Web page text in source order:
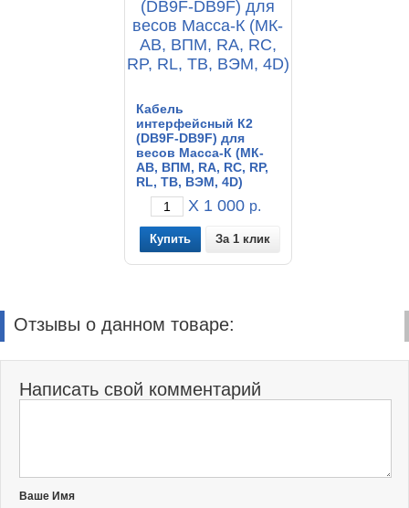
Кабель
интерфейсный К2
(DB9F-DB9F) для
весов Масса-К (МК-
АВ, ВПМ, RA, RC, RP,
RL, ТВ, ВЭМ, 4D)
X 1 000 р.
За 1 клик
Отзывы о данном товаре:
Написать свой комментарий
Ваше Имя